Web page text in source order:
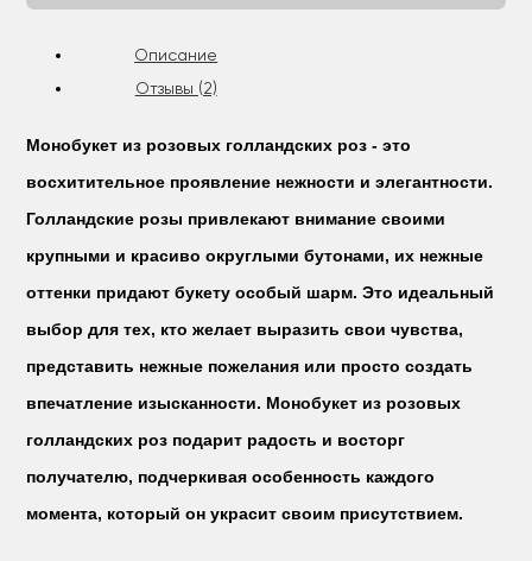
Описание
Отзывы (2)
Монобукет из розовых голландских роз - это
восхитительное проявление нежности и элегантности.
Голландские розы привлекают внимание своими
крупными и красиво округлыми бутонами, их нежные
оттенки придают букету особый шарм. Это идеальный
выбор для тех, кто желает выразить свои чувства,
представить нежные пожелания или просто создать
впечатление изысканности. Монобукет из розовых
голландских роз подарит радость и восторг
получателю, подчеркивая особенность каждого
момента, который он украсит своим присутствием.